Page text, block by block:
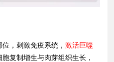
，刺激免疫系统，激活巨噬
复制增生与肉芽组织生长，